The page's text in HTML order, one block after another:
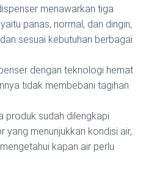
menawarkan tiga
panas, normal, dan dingin,
sesuai kebutuhan berbagai
dengan teknologi hemat
tidak membebani tagihan
produk sudah dilengkapi
yang menunjukkan kondisi air,
kapan air perlu